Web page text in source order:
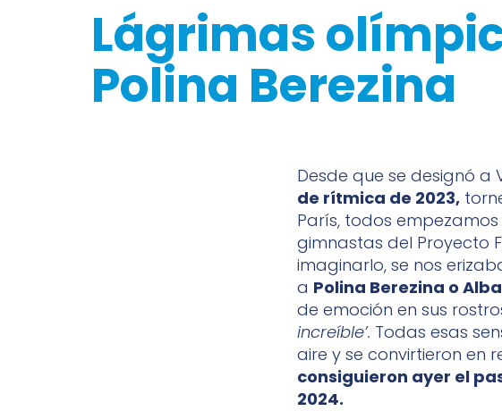
Lágrimas
Polina Berezina
Desde que se designó a
de rítmica de 2023,
París, todos
gimnastas del Proyecto
imaginarlo, se nos
a Polina Berezina o
de emoción en sus
increíble’. Todas esas
aire y se convirtieron en
consiguieron ayer el
2024.